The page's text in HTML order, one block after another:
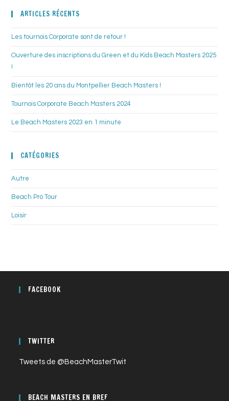
ARTICLES RÉCENTS
Les tournois Corporate sont de retour !
Ouverture des inscriptions du Green et du Kids Beach Masters 2025
!
Bientôt les 20 ans du Montpellier Beach Masters !
Tournois Corporate Beach Masters 2024
Le Beach Masters 2023 en 1 minute
CATÉGORIES
Autre
Beach Pro Tour
Loisir
FACEBOOK
TWITTER
Tweets de @BeachMasterTwit
BEACH MASTERS EN BREF